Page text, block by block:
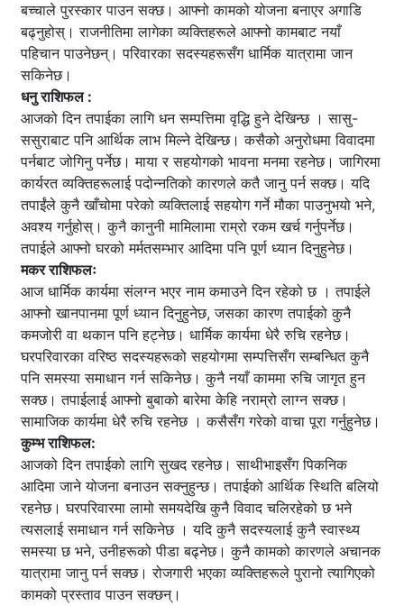
बच्चाले पुरस्कार पाउन सक्छ। आफ्नो कामको योजना बनाएर अगाडि
बढ्नुहोस्। राजनीतिमा लागेका व्यक्तिहरूले आफ्नो कामबाट नयाँ
पहिचान पाउनेछन्। परिवारका सदस्यहरूसँग धार्मिक यात्रामा जान
सकिनेछ।
धनु राशिफल :
आजको दिन तपाईका लागि धन सम्पत्तिमा वृद्धि हुने देखिन्छ । सासु-
ससुराबाट पनि आर्थिक लाभ मिल्ने देखिन्छ। कसैको अनुरोधमा विवादमा
पर्नबाट जोगिनु पर्नेछ। माया र सहयोगको भावना मनमा रहनेछ। जागिरमा
कार्यरत व्यक्तिहरूलाई पदोन्नतिको कारणले कतै जानु पर्न सक्छ। यदि
तपाईंले कुनै खाँचोमा परेको व्यक्तिलाई सहयोग गर्ने मौका पाउनुभयो भने,
अवश्य गर्नुहोस्। कुनै कानुनी मामिलामा राम्रो रकम खर्च गर्नुपर्नेछ।
तपाईले आफ्नो घरको मर्मतसम्भार आदिमा पनि पूर्ण ध्यान दिनुहुनेछ।
मकर राशिफलः
आज धार्मिक कार्यमा संलग्न भएर नाम कमाउने दिन रहेको छ । तपाईले
आफ्नो खानपानमा पूर्ण ध्यान दिनुहुनेछ, जसका कारण तपाईको कुनै
कमजोरी वा थकान पनि हट्नेछ। धार्मिक कार्यमा धेरै रुचि रहनेछ।
घरपरिवारका वरिष्ठ सदस्यहरूको सहयोगमा सम्पत्तिसँग सम्बन्धित कुनै
पनि समस्या समाधान गर्न सकिनेछ। कुनै नयाँ काममा रुचि जागृत हुन
सक्छ। तपाईलाई आफ्नो बुबाको बारेमा केहि नराम्रो लाग्न सक्छ।
सामाजिक कार्यमा धेरै रुचि रहनेछ । कसैसँग गरेको वाचा पूरा गर्नुहुनेछ।
कुम्भ राशिफल:
आजको दिन तपाईको लागि सुखद रहनेछ। साथीभाइसँग पिकनिक
आदिमा जाने योजना बनाउन सक्नुहुन्छ। तपाईको आर्थिक स्थिति बलियो
रहनेछ। घरपरिवारमा लामो समयदेखि कुनै विवाद चलिरहेको छ भने
त्यसलाई समाधान गर्न सकिनेछ । यदि कुनै सदस्यलाई कुनै स्वास्थ्य
समस्या छ भने, उनीहरूको पीडा बढ्नेछ। कुनै कामको कारणले अचानक
यात्रामा जानु पर्न सक्छ। रोजगारी भएका व्यक्तिहरूले पुरानो त्यागिएको
कामको प्रस्ताव पाउन सक्छन्।